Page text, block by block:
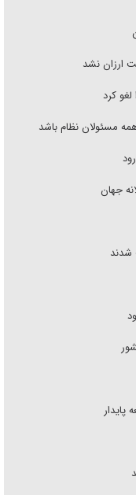
کرد
مسئولان نظام باشد
جهان